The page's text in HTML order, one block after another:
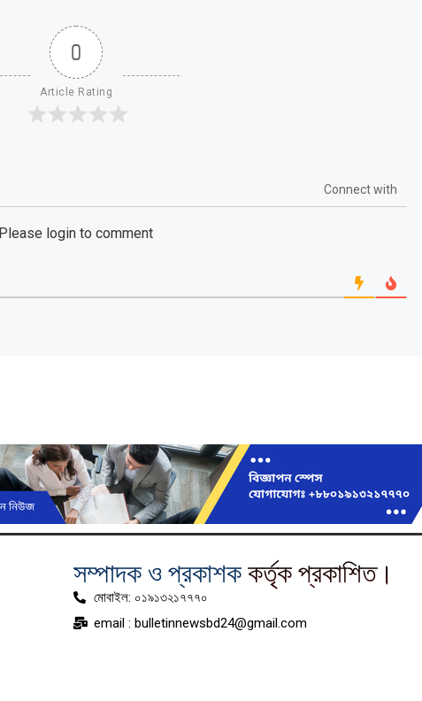
0
Article Rating
Connect with
Please login to comment
সম্পাদক ও প্রকাশককর্তৃক প্রকাশিত।
মোবাইল: ০১৯১৩২১৭৭৭০
email : bulletinnewsbd24@gmail.com